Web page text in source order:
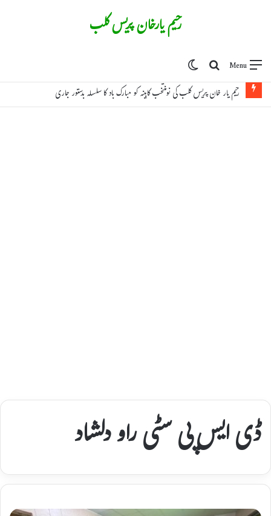
رحیم یارخان پریس کلب
Menu
Search for
رحیم یار خان پریس کلب کی نومنتخب کابینہ کو مبارک باد کا سلسلہ بدستور جاری
ڈی ایس پی سٹی راو دلشاد